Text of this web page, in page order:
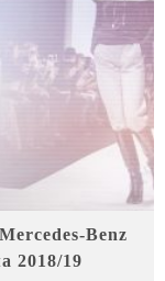
Benz
2018/19